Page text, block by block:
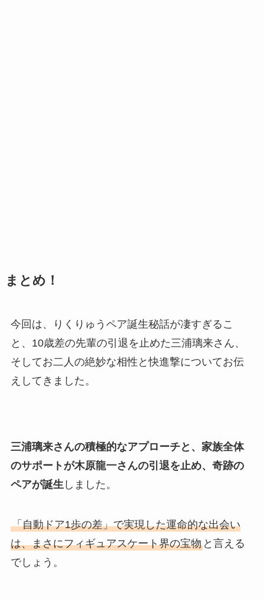
まとめ！
今回は、りくりゅうペア誕生秘話が凄すぎるこ
と、10歳差の先輩の引退を止めた三浦璃来さん、
そしてお二人の絶妙な相性と快進撃についてお伝
えしてきました。
三浦璃来さんの積極的なアプローチと、家族全体
のサポートが木原龍一さんの引退を止め、奇跡の
ペアが誕生 しました。
「自動ドア1歩の差」で実現した運命的な出会い
は、まさにフィギュアスケート界の宝物と言える
でしょう。